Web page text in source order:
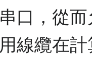
串口，從
用線纜在